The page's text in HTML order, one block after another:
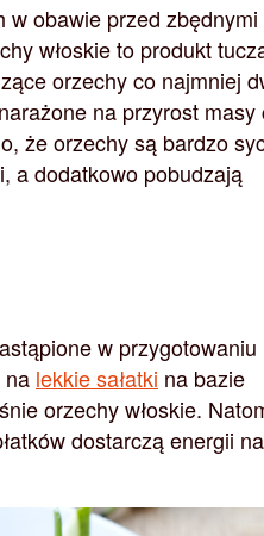
w obawie przed zbędnymi
włoskie to produkt
orzechy co najmniej
na przyrost masy
że orzechy są bardzo
a dodatkowo pobudzają
w przygotowaniu
na lekkie sałatki na bazie
orzechy włoskie.
dostarczą energii na